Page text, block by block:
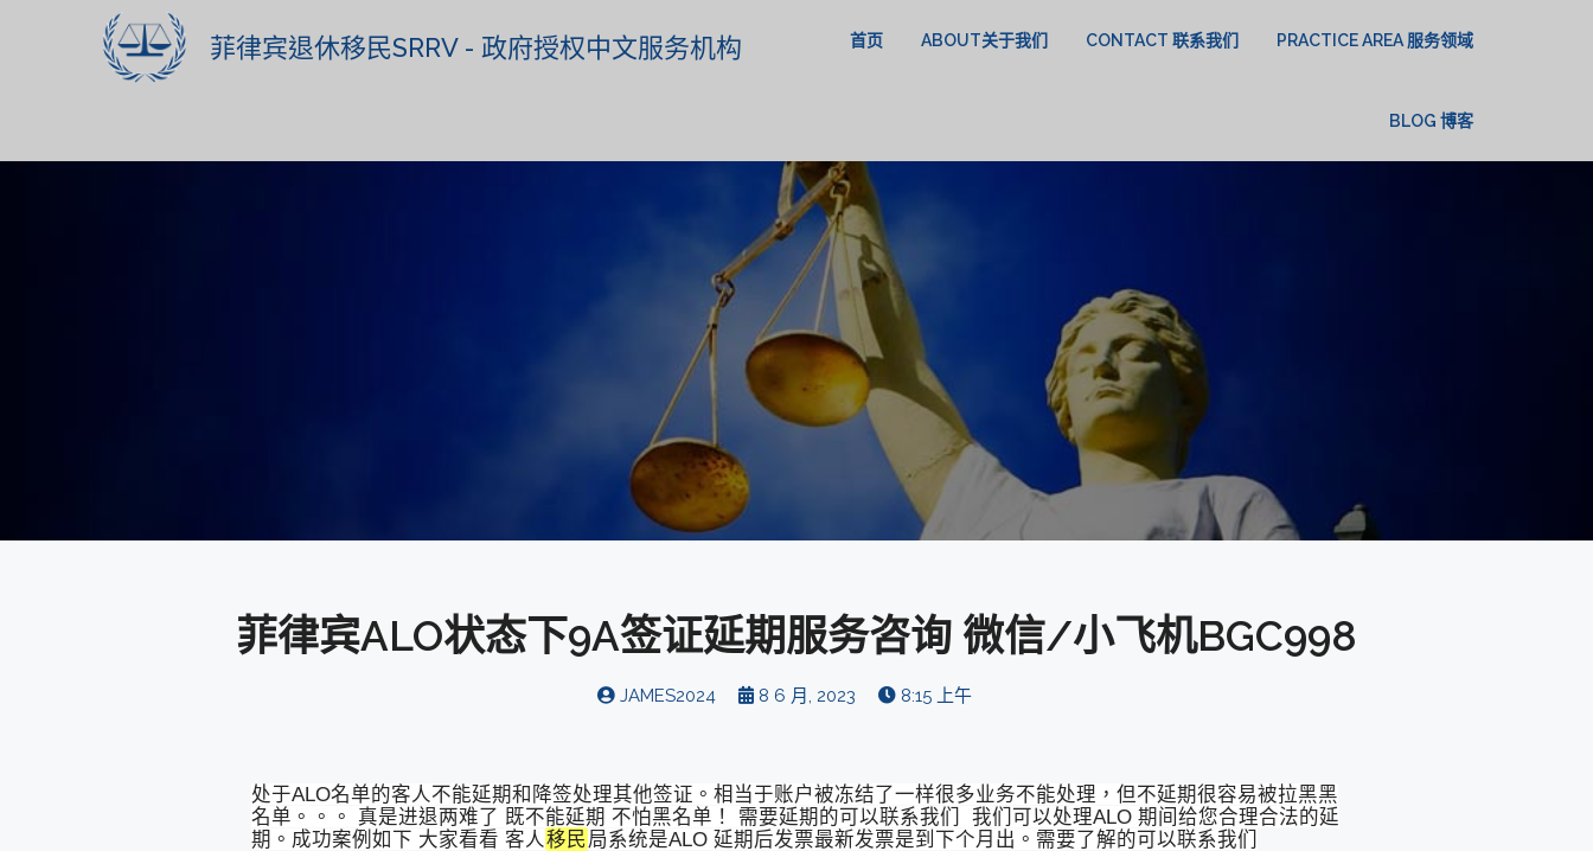
菲律宾退休移民SRRV - 政府授权中文服务机构 首页 ABOUT关于我们 CONTACT 联系我们 PRACTICE AREA 服务领域
BLOG 博客
菲律宾ALO状态下9A签证延期服务咨询 微信/小飞机BGC998
JAMES2024 8 6 月, 2023 8:15 上午
处于ALO名单的客人不能延期和降签处理其他签证。相当于账户被冻结了一样很多业务不能处理，但不延期很容易被拉黑黑
名单。。。 真是进退两难了 既不能延期 不怕黑名单！ 需要延期的可以联系我们 我们可以处理ALO 期间给您合理合法的延
期。成功案例如下 大家看看 客人 移民局系统是ALO 延期后发票最新发票是到下个月出。需要了解的可以联系我们